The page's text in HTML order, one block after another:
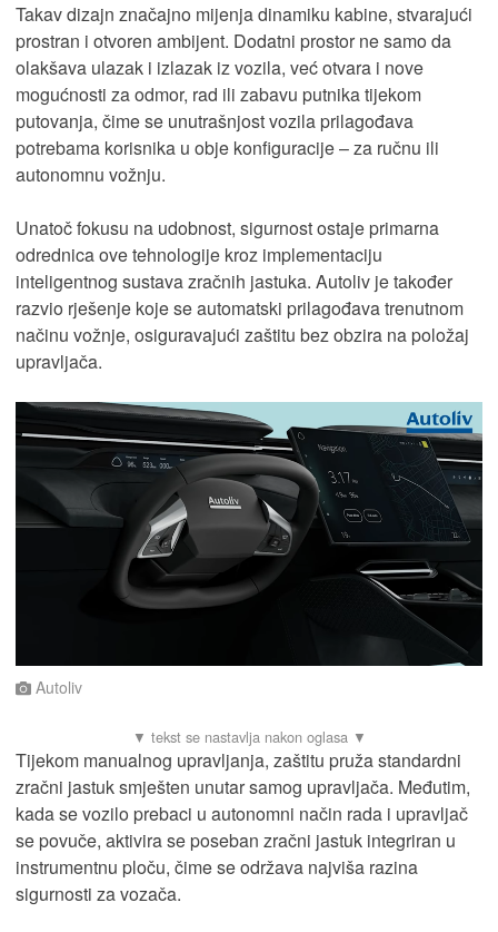
Takav dizajn značajno mijenja dinamiku kabine, stvarajući
prostran i otvoren ambijent. Dodatni prostor ne samo da
olakšava ulazak i izlazak iz vozila, već otvara i nove
mogućnosti za odmor, rad ili zabavu putnika tijekom
putovanja, čime se unutrašnjost vozila prilagođava
potrebama korisnika u obje konfiguracije – za ručnu ili
autonomnu vožnju.
Unatoč fokusu na udobnost, sigurnost ostaje primarna
odrednica ove tehnologije kroz implementaciju
inteligentnog sustava zračnih jastuka. Autoliv je također
razvio rješenje koje se automatski prilagođava trenutnom
načinu vožnje, osiguravajući zaštitu bez obzira na položaj
upravljača.
Autoliv
Tijekom manualnog upravljanja, zaštitu pruža standardni
zračni jastuk smješten unutar samog upravljača. Međutim,
kada se vozilo prebaci u autonomni način rada i upravljač
se povuče, aktivira se poseban zračni jastuk integriran u
instrumentnu ploču, čime se održava najviša razina
sigurnosti za vozača.